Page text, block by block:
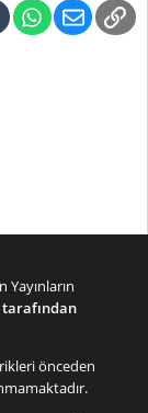
TumblrWhatsApp
E-posta
Yayınların
tarafından
önceden